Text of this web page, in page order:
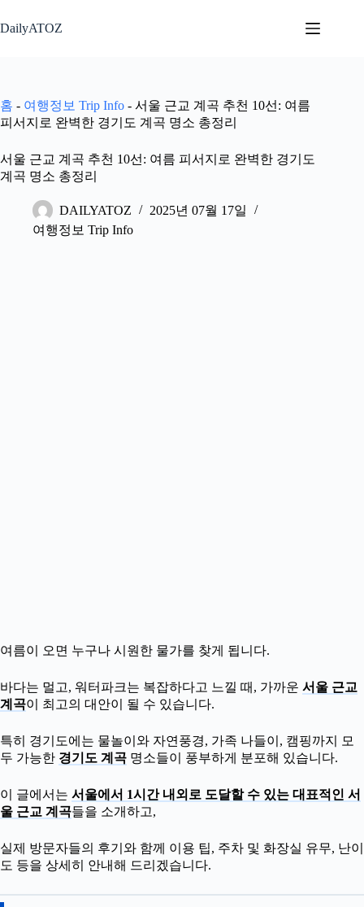
문
뛰
기
DailyATOZ
홈 - 여행정보 Trip Info - 서울 근교 계곡 추천 10선: 여름
피서지로 완벽한 경기도 계곡 명소 총정리
서울 근교 계곡 추천 10선: 여름 피서지로 완벽한 경기도
계곡 명소 총정리
DAILYATOZ
2025년 07월 17일
여행정보 Trip Info
여름이 오면 누구나 시원한 물가를 찾게 됩니다.
바다는 멀고, 워터파크는 복잡하다고 느낄 때, 가까운 서울 근교
계곡이 최고의 대안이 될 수 있습니다.
특히 경기도에는 물놀이와 자연풍경, 가족 나들이, 캠핑까지 모
두 가능한 경기도 계곡 명소들이 풍부하게 분포해 있습니다.
이 글에서는 서울에서 1시간 내외로 도달할 수 있는 대표적인 서
울 근교 계곡들을 소개하고,
실제 방문자들의 후기와 함께 이용 팁, 주차 및 화장실 유무, 난이
도 등을 상세히 안내해 드리겠습니다.